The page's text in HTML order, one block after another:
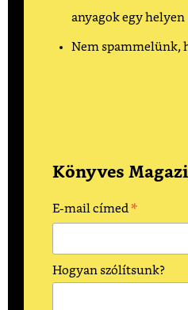
anyagok egy helyen
Nem spammelünk,
Könyves
E-mail címed*
Hogyan szólítsunk?